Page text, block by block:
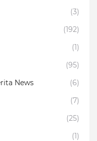
(3)
(192)
(1)
(95)
News
(6)
(7)
(25)
(1)